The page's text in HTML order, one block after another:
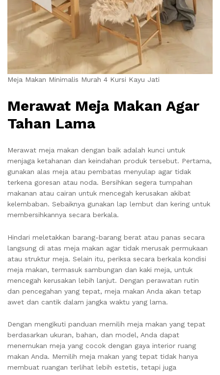
Meja Makan Minimalis Murah 4 Kursi Kayu Jati
Merawat Meja Makan Agar
Tahan Lama
Merawat meja makan dengan baik adalah kunci untuk
menjaga ketahanan dan keindahan produk tersebut. Pertama,
gunakan alas meja atau pembatas menyulap agar tidak
terkena goresan atau noda. Bersihkan segera tumpahan
makanan atau cairan untuk mencegah kerusakan akibat
kelembaban. Sebaiknya gunakan lap lembut dan kering untuk
membersihkannya secara berkala.
Hindari meletakkan barang-barang berat atau panas secara
langsung di atas meja makan agar tidak merusak permukaan
atau struktur meja. Selain itu, periksa secara berkala kondisi
meja makan, termasuk sambungan dan kaki meja, untuk
mencegah kerusakan lebih lanjut. Dengan perawatan rutin
dan pencegahan yang tepat, meja makan Anda akan tetap
awet dan cantik dalam jangka waktu yang lama.
Dengan mengikuti panduan memilih meja makan yang tepat
berdasarkan ukuran, bahan, dan model, Anda dapat
menemukan meja yang cocok dengan gaya interior ruang
makan Anda. Memilih meja makan yang tepat tidak hanya
membuat ruangan terlihat lebih estetis, tetapi juga